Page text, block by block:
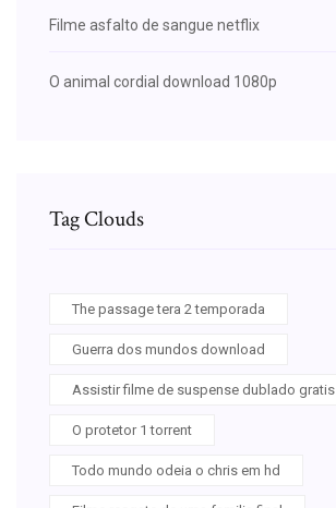
Filme asfalto de sangue netflix
O animal cordial download 1080p
Tag Clouds
The passage tera 2 temporada
Guerra dos mundos download
Assistir filme de suspense dublado gratis
O protetor 1 torrent
Todo mundo odeia o chris em hd